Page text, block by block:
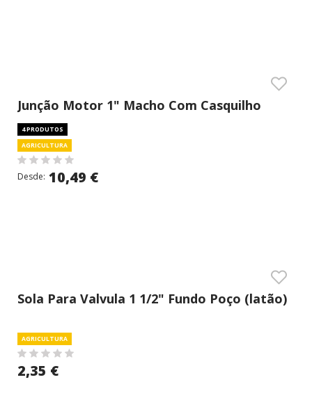
Junção Motor 1" Macho Com Casquilho
(latão)
4 PRODUTOS
AGRICULTURA
Desde: 10,49 €
Sola Para Valvula 1 1/2" Fundo Poço (latão)
AGRICULTURA
2,35 €